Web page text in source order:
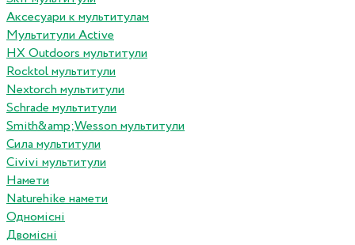
Аксесуари к мультитулам
Мультитули Active
HX Outdoors мультитули
Rocktol мультитули
Nextorch мультитули
Schrade мультитули
Smith&amp;Wesson мультитули
Сила мультитули
Civivi мультитули
Намети
Naturehike намети
Одномісні
Двомісні